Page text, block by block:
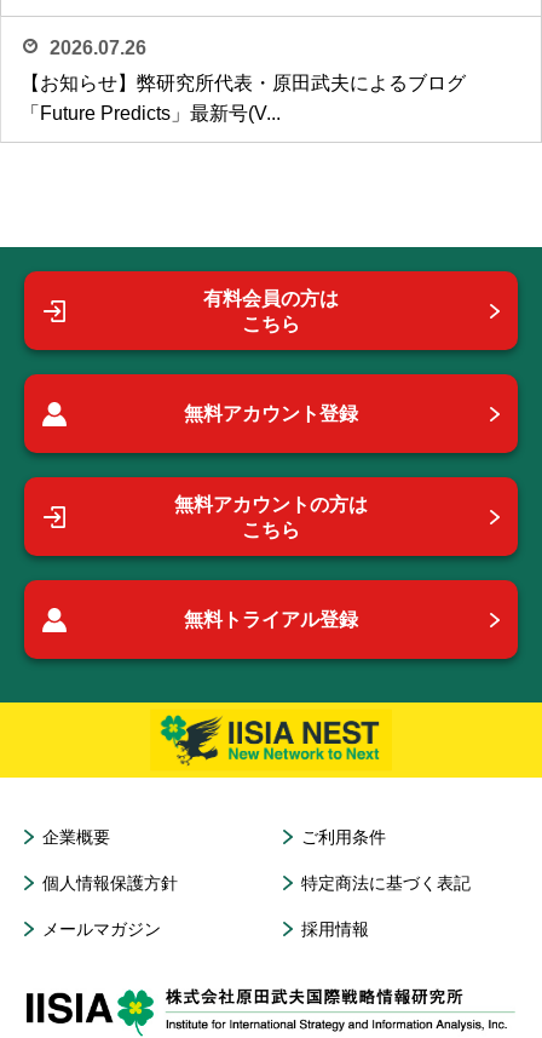
2026.07.26
【お知らせ】弊研究所代表・原田武夫によるブログ
「Future Predicts」最新号(V...
有料会員の方は
こちら
無料アカウント登録
無料アカウントの方は
こちら
無料トライアル登録
企業概要 ご利用条件
個人情報保護方針 特定商法に基づく表記
メールマガジン 採用情報